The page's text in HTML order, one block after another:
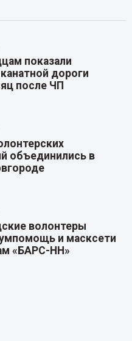
показали
дороги
после ЧП
объединились в
волонтеры
и масксети
«БАРС-НН»